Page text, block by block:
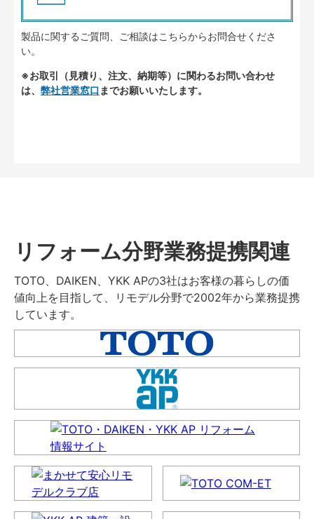
製品に関するご質問、ご相談はこちらからお問合せくださ
い。
※お取引（見積り、注文、納期等）に関わるお問い合わせ
は、 弊社営業窓口 までお願いいたします。
リフォーム分野業務提携関連
TOTO、DAIKEN、YKK APの3社はお客様の暮らしの価
値向上を目指して、リモデル分野で2002年から業務提携
しています。